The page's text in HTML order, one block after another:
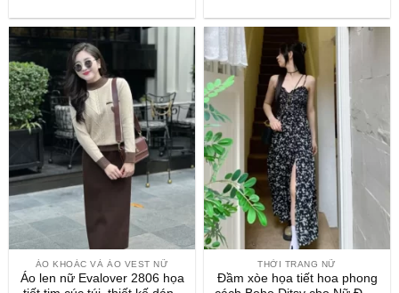
ÁO KHOÁC VÀ ÁO VEST NỮ
Áo len nữ Evalover 2806 họa
THỜI TRANG NỮ
Đầm xòe họa tiết hoa phong